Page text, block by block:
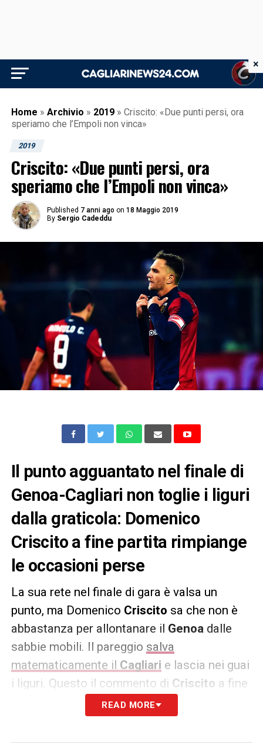
Home » Archivio » 2019 » Criscito: «Due punti persi, ora
speriamo che l’Empoli non vinca»
2019
Criscito: «Due punti persi, ora
speriamo che l’Empoli non vinca»
Published 7 anni ago on 18 Maggio 2019
By Sergio Cadeddu
Il punto agguantato nel finale di
Genoa-Cagliari non toglie i liguri
dalla graticola: Domenico
Criscito a fine partita rimpiange
le occasioni perse
La sua rete nel finale di gara è valsa un
punto, ma Domenico Criscito sa che non è
abbastanza per allontanare il Genoa dalle
sabbie mobili. Il pareggio salva
matematicamente il Cagliari e lascia nei guai
i liguri. Questo il commento di Criscito a fine
gara ai microfoni di Sky Sport: «
importante, al novantesimo e sotto di un gol.
READ MORE
×